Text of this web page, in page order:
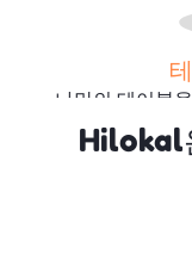
나만의 테이블
Hilokal